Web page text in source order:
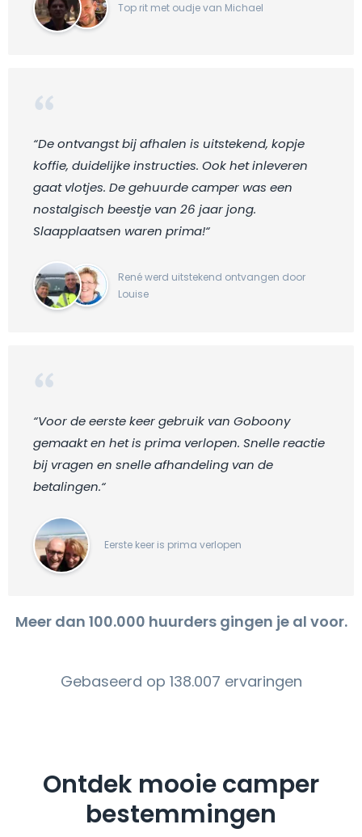
Top rit met oudje van Michael
“De ontvangst bij afhalen is uitstekend, kopje
koffie, duidelijke instructies. Ook het inleveren
gaat vlotjes. De gehuurde camper was een
nostalgisch beestje van 26 jaar jong.
Slaapplaatsen waren prima!“
René werd uitstekend ontvangen door
Louise
“Voor de eerste keer gebruik van Goboony
gemaakt en het is prima verlopen. Snelle reactie
bij vragen en snelle afhandeling van de
betalingen.“
Eerste keer is prima verlopen
Meer dan 100.000 huurders gingen je al voor.
Gebaseerd op 138.007 ervaringen
Ontdek mooie camper
bestemmingen